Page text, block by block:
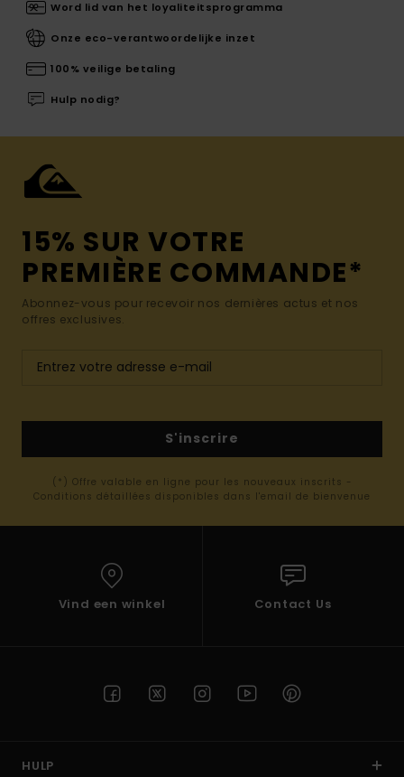
Word lid van het loyaliteitsprogramma
Onze eco-verantwoordelijke inzet
100% veilige betaling
Hulp nodig?
15% SUR VOTRE
PREMIÈRE COMMANDE*
Abonnez-vous pour recevoir nos dernières actus et nos
offres exclusives.
S'inscrire
(*) Offre valable en ligne pour les nouveaux inscrits -
Conditions détaillées disponibles dans l'email de bienvenue
Vind een winkel Contact Us
HULP